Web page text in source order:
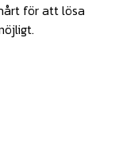
för att lösa